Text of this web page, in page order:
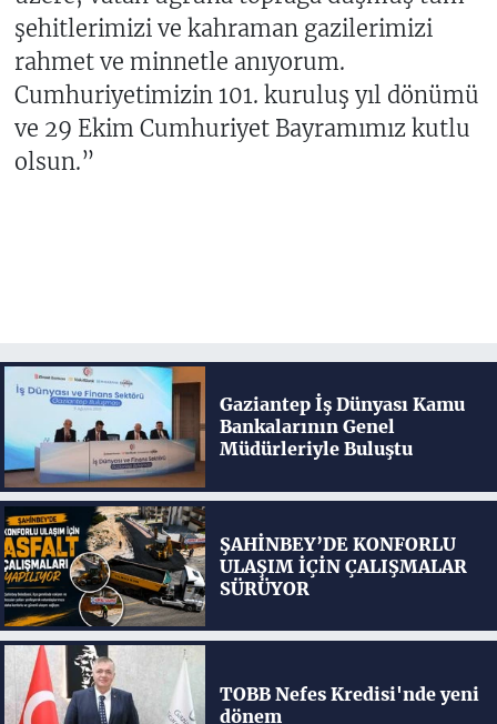
şehitlerimizi ve kahraman gazilerimizi
rahmet ve minnetle anıyorum.
Cumhuriyetimizin 101. kuruluş yıl dönümü
ve 29 Ekim Cumhuriyet Bayramımız kutlu
olsun.”
Gaziantep İş Dünyası Kamu
Bankalarının Genel
Müdürleriyle Buluştu
ŞAHİNBEY’DE KONFORLU
ULAŞIM İÇİN ÇALIŞMALAR
SÜRÜYOR
TOBB Nefes Kredisi'nde yeni
dönem